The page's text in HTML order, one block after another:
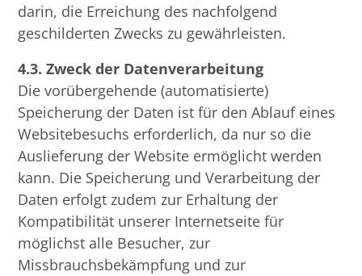
darin, die Erreichung des nachfolgend
geschilderten Zwecks zu gewährleisten.
4.3. Zweck der Datenverarbeitung
Die vorübergehende (automatisierte)
Speicherung der Daten ist für den Ablauf eines
Websitebesuchs erforderlich, da nur so die
Auslieferung der Website ermöglicht werden
kann. Die Speicherung und Verarbeitung der
Daten erfolgt zudem zur Erhaltung der
Kompatibilität unserer Internetseite für
möglichst alle Besucher, zur
Missbrauchsbekämpfung und zur